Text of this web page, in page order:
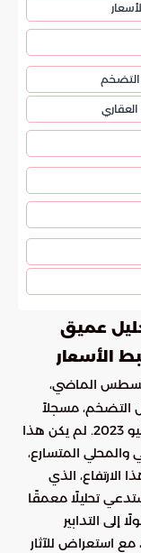
التضخم
عميق
الأسعار
الماضي،
في معدل التضخم، مسجلاً
2.3%، وهو ما يمثل أعلى مستوى له منذ يوليو 2023. لم يكن هذا
المتسارع،
الذي
تحليلًا معمقًا
إلى التدابير
استعراض للآثار